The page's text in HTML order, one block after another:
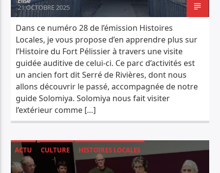
21 OCTOBRE 2025
Dans ce numéro 28 de l’émission Histoires
Locales, je vous propose d’en apprendre plus sur
l’Histoire du Fort Pélissier à travers une visite
guidée auditive de celui-ci. Ce parc d’activités est
un ancien fort dit Serré de Rivières, dont nous
allons découvrir le passé, accompagnée de notre
guide Solomiya. Solomiya nous fait visiter
l’extérieur comme […]
ACTU CULTURE HISTOIRES LOCALES